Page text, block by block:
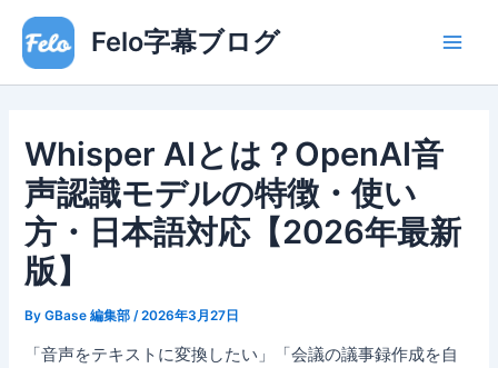
ス
Felo字幕ブログ
Whisper AIとは？OpenAI音
声認識モデルの特徴・使い
方・日本語対応【2026年最新
版】
ByGBase 編集部/2026年3月27日
「音声をテキストに変換したい」「会議の議事録作成を自